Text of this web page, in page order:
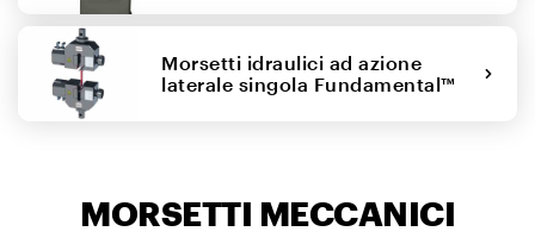
Morsetti idraulici ad azione
laterale singola Fundamental™
MORSETTI MECCANICI